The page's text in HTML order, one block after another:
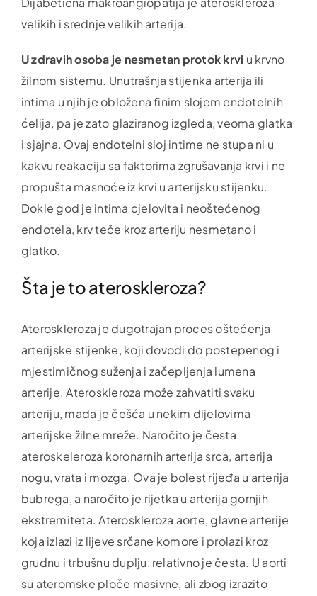
velikih i srednje velikih arterija.
U zdravih osoba je nesmetan protok krvi u krvno
žilnom sistemu. Unutrašnja stijenka arterija ili
intima u njih je obložena finim slojem endotelnih
ćelija, pa je zato glaziranog izgleda, veoma glatka
i sjajna. Ovaj endotelni sloj intime ne stupa ni u
kakvu reakaciju sa faktorima zgrušavanja krvi i ne
propušta masnoće iz krvi u arterijsku stijenku.
Dokle god je intima cjelovita i neoštećenog
endotela, krv teče kroz arteriju nesmetano i
glatko.
Šta je to ateroskleroza?
Ateroskleroza je dugotrajan proces oštećenja
arterijske stijenke, koji dovodi do postepenog i
mjestimičnog suženja i začepljenja lumena
arterije. Ateroskleroza može zahvatiti svaku
arteriju, mada je češća u nekim dijelovima
arterijske žilne mreže. Naročito je česta
ateroskeleroza koronarnih arterija srca, arterija
nogu, vrata i mozga. Ova je bolest rijeđa u arterija
bubrega, a naročito je rijetka u arterija gornjih
ekstremiteta. Ateroskleroza aorte, glavne arterije
koja izlazi iz lijeve srčane komore i prolazi kroz
grudnu i trbušnu duplju, relativno je česta. U aorti
su ateromske ploče masivne, ali zbog izrazito